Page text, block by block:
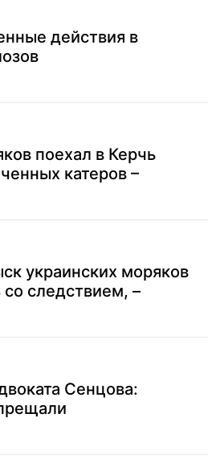
действия в
поехал в Керчь
катеров –
украинских моряков
со следствием, –
Сенцова: